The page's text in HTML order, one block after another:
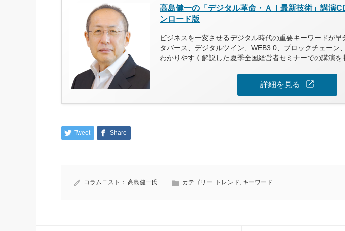
高島健一の「デジタル革命・ＡＩ最新技術」講演
ンロード版
ビジネスを一変させるデジタル時代の重要キーワードが
タバース、デジタルツイン、WEB3.0、ブロックチェー
わかりやすく解説した夏季全国経営者セミナーでの講演を
詳細を見る open_in_new
Tweet Share
コラムニスト： 高島健一氏 カテゴリー: トレンド キーワード